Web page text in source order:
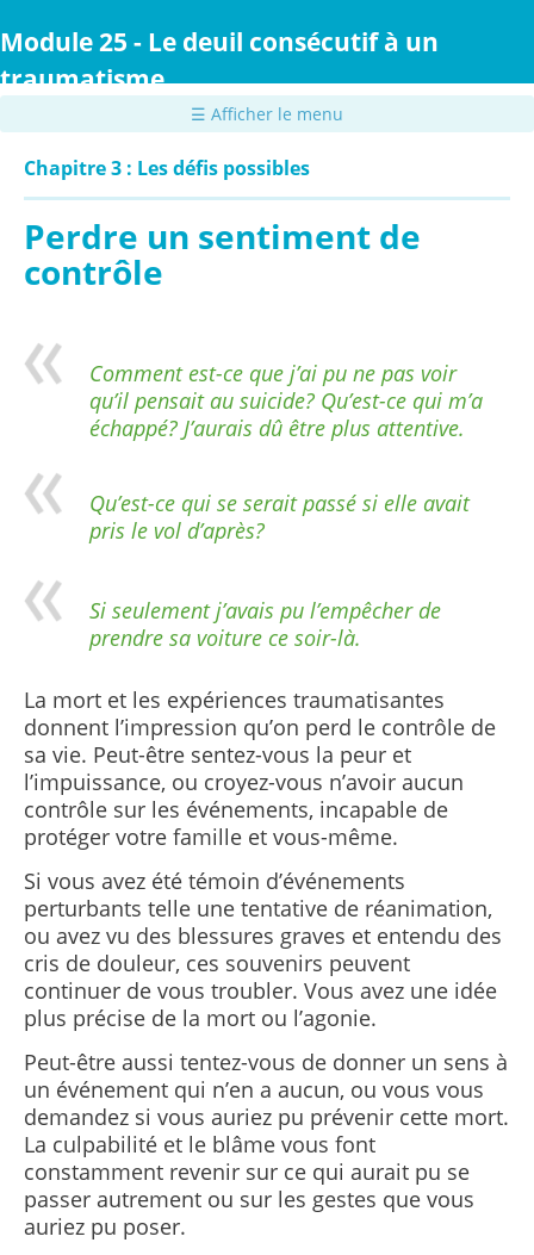
au
principal
Module 25 - Le deuil consécutif à un
traumatisme
☰ Afficher le menu
Chapitre 3 : Les défis possibles
Perdre un sentiment de
contrôle
Comment est-ce que j’ai pu ne pas voir
qu’il pensait au suicide? Qu’est-ce qui m’a
échappé? J’aurais dû être plus attentive.
Qu’est-ce qui se serait passé si elle avait
pris le vol d’après?
Si seulement j’avais pu l’empêcher de
prendre sa voiture ce soir-là.
La mort et les expériences traumatisantes
donnent l’impression qu’on perd le contrôle de
sa vie. Peut-être sentez-vous la peur et
l’impuissance, ou croyez-vous n’avoir aucun
contrôle sur les événements, incapable de
protéger votre famille et vous-même.
Si vous avez été témoin d’événements
perturbants telle une tentative de réanimation,
ou avez vu des blessures graves et entendu des
cris de douleur, ces souvenirs peuvent
continuer de vous troubler. Vous avez une idée
plus précise de la mort ou l’agonie.
Peut-être aussi tentez-vous de donner un sens à
un événement qui n’en a aucun, ou vous vous
demandez si vous auriez pu prévenir cette mort.
La culpabilité et le blâme vous font
constamment revenir sur ce qui aurait pu se
passer autrement ou sur les gestes que vous
auriez pu poser.